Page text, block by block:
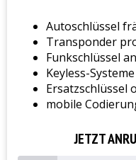
Autoschlüssel
Transponder
Funkschlüssel
Keyless-
Ersatzschlüssel
mobile
JETZT